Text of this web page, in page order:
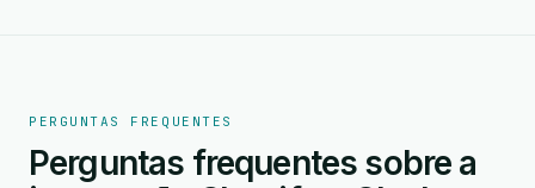
PERGUNTAS FREQUENTES
Perguntas frequentes sobre a